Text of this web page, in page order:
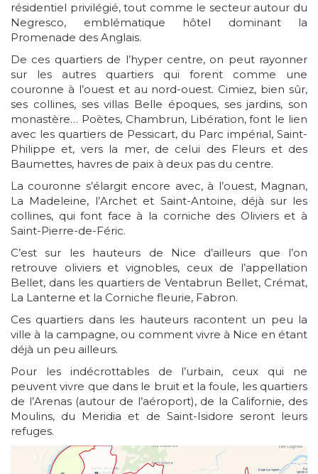
résidentiel privilégié, tout comme le secteur autour du
Negresco, emblématique hôtel dominant la
Promenade des Anglais.
De ces quartiers de l’hyper centre, on peut rayonner
sur les autres quartiers qui forent comme une
couronne à l’ouest et au nord-ouest. Cimiez, bien sûr,
ses collines, ses villas Belle époques, ses jardins, son
monastère… Poètes, Chambrun, Libération, font le lien
avec les quartiers de Pessicart, du Parc impérial, Saint-
Philippe et, vers la mer, de celui des Fleurs et des
Baumettes, havres de paix à deux pas du centre.
La couronne s’élargit encore avec, à l’ouest, Magnan,
La Madeleine, l’Archet et Saint-Antoine, déjà sur les
collines, qui font face à la corniche des Oliviers et à
Saint-Pierre-de-Féric.
C’est sur les hauteurs de Nice d’ailleurs que l’on
retrouve oliviers et vignobles, ceux de l’appellation
Bellet, dans les quartiers de Ventabrun Bellet, Crémat,
La Lanterne et la Corniche fleurie, Fabron.
Ces quartiers dans les hauteurs racontent un peu la
ville à la campagne, ou comment vivre à Nice en étant
déjà un peu ailleurs.
Pour les indécrottables de l’urbain, ceux qui ne
peuvent vivre que dans le bruit et la foule, les quartiers
de l’Arenas (autour de l’aéroport), de la Californie, des
Moulins, du Meridia et de Saint-Isidore seront leurs
refuges.